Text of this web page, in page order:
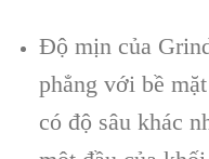
Độ mịn của
phẳng với bề
có độ sâu khác